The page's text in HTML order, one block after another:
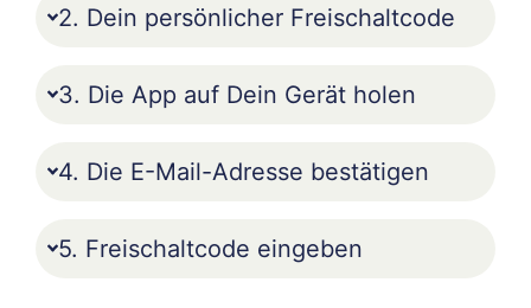
2. Dein persönlicher Freischaltcode
3. Die App auf Dein Gerät holen
4. Die E-Mail-Adresse bestätigen
5. Freischaltcode eingeben